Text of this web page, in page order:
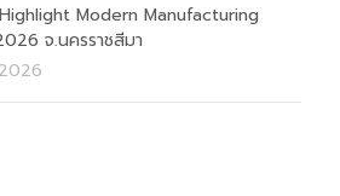
Modern Manufacturing
จ.นครราชสีมา